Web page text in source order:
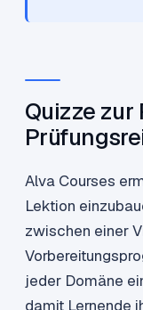
Quizze
Alva Courses
Lektion
zwischen einer
jeder Domäne
damit Lernende